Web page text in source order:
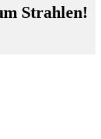
Strahlen!